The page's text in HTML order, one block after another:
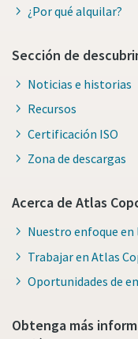
¿Por qué alquilar?
Sección de
Noticias e historias
Recursos
Certificación ISO
Zona de descargas
Acerca de Atlas
Nuestro enfoque
Trabajar en Atlas
Oportunidades de
Obtenga más